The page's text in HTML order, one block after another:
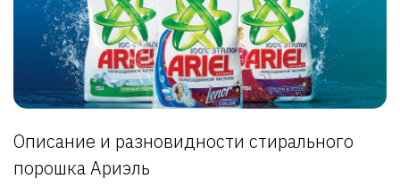
Описание и разновидности стирального
порошка Ариэль